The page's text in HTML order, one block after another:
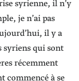
syrienne, il n’y
je n’ai pas
il y a
syriens qui sont
récemment
commencé à se